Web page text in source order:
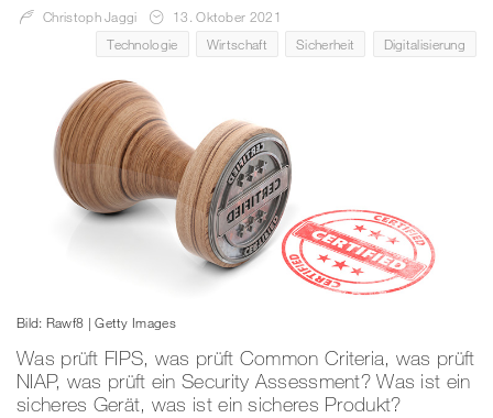
Christoph Jaggi
13. Oktober 2021
Technologie
Wirtschaft Sicherheit Digitalisierung
Bild: Rawf8 | Getty Images
Was prüft FIPS, was prüft Common Criteria, was prüft
NIAP, was prüft ein Security Assessment? Was ist ein
sicheres Gerät, was ist ein sicheres Produkt?